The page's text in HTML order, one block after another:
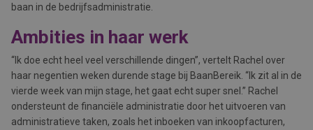
baan in de bedrijfsadministratie.
Ambities in haar werk
‘‘Ik doe echt heel veel verschillende dingen’’, vertelt Rachel over
haar negentien weken durende stage bij BaanBereik. ‘‘Ik zit al in de
vierde week van mijn stage, het gaat echt super snel.’’ Rachel
ondersteunt de financiële administratie door het uitvoeren van
administratieve taken, zoals het inboeken van inkoopfacturen,